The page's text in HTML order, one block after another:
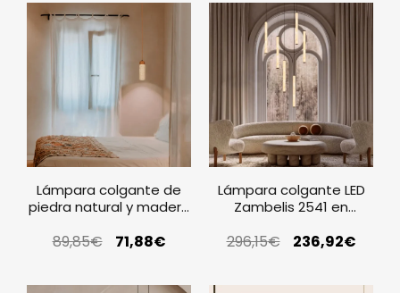
Lámpara colgante de
piedra natural y madera
89,85€ 71,88€
Lámpara colgante LED
Zambelis 2541 en
296,15€ 236,92€